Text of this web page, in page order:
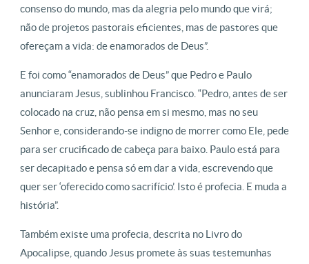
consenso do mundo, mas da alegria pelo mundo que virá;
não de projetos pastorais eficientes, mas de pastores que
ofereçam a vida: de enamorados de Deus”.
E foi como “enamorados de Deus” que Pedro e Paulo
anunciaram Jesus, sublinhou Francisco. “Pedro, antes de ser
colocado na cruz, não pensa em si mesmo, mas no seu
Senhor e, considerando-se indigno de morrer como Ele, pede
para ser crucificado de cabeça para baixo. Paulo está para
ser decapitado e pensa só em dar a vida, escrevendo que
quer ser ‘oferecido como sacrifício’. Isto é profecia. E muda a
história”.
Também existe uma profecia, descrita no Livro do
Apocalipse, quando Jesus promete às suas testemunhas